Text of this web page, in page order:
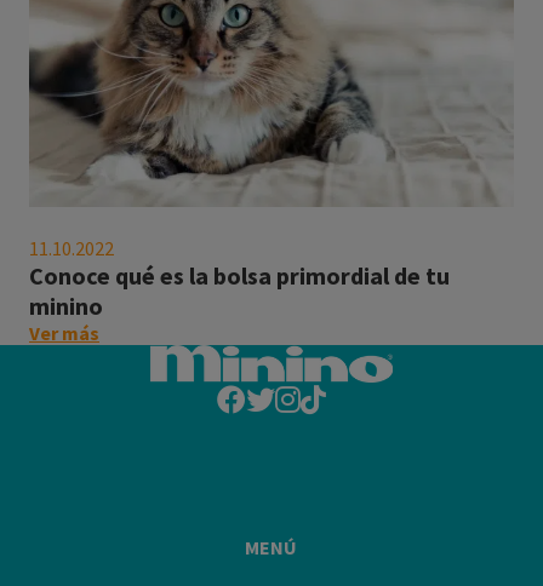
mininos
seguros"
qué
es
la
bolsa
primordial
11.10.2022
Conoce qué es la bolsa primordial de tu
minino
Ver más
MENÚ